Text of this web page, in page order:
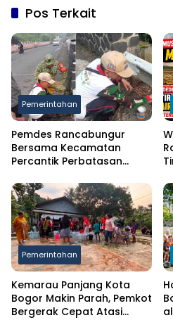
Pos Terkait
Pemerintahan
Pemdes Rancabungur
Bersama Kecamatan
Percantik Perbatasan
Putih Sambut HUT RI ke-81
Pemerintahan
Kemarau Panjang Kota
Bogor Makin Parah, Pemkot
Bergerak Cepat Atasi